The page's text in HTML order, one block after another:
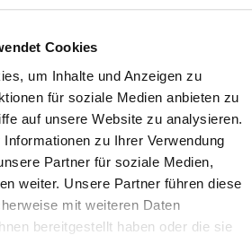
Cookies
um Inhalte und Anzeigen zu
für soziale Medien anbieten zu
auf unsere Website zu analysieren.
zu Ihrer Verwendung
Partner für soziale Medien,
weiter. Unsere Partner führen diese
mit weiteren Daten
bereitgestellt haben oder die sie
im Kreis Steinburg bietet neben der
Vorteile. Alle Infos, Tipps und
Sie hier.